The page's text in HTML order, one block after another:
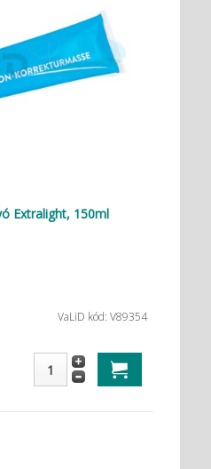
Extralight, 150ml
VaLiD kód: V89354